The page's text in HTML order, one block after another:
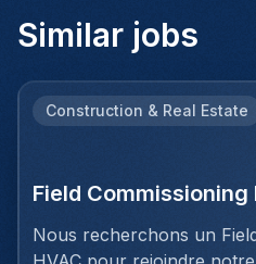
Similar jobs
Construction & Real Estate
Field Commissioning
Nous recherchons un